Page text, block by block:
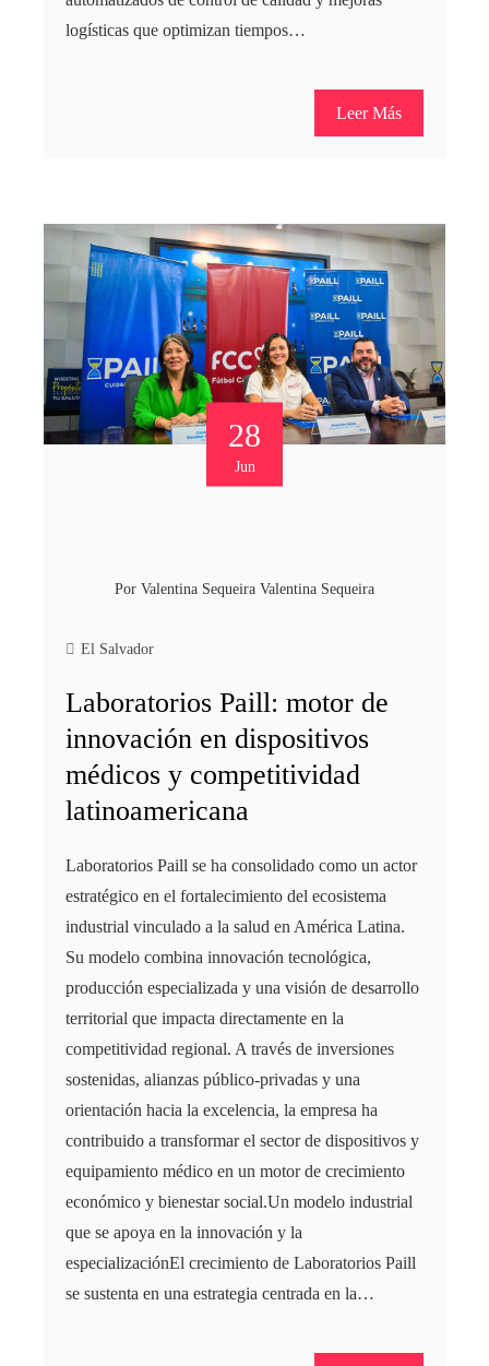
logísticas que optimizan tiempos…
Leer Más
28
Jun
Por Valentina Sequeira Valentina Sequeira
El Salvador
Laboratorios Paill: motor de
innovación en dispositivos
médicos y competitividad
latinoamericana
Laboratorios Paill se ha consolidado como un actor
estratégico en el fortalecimiento del ecosistema
industrial vinculado a la salud en América Latina.
Su modelo combina innovación tecnológica,
producción especializada y una visión de desarrollo
territorial que impacta directamente en la
competitividad regional. A través de inversiones
sostenidas, alianzas público-privadas y una
orientación hacia la excelencia, la empresa ha
contribuido a transformar el sector de dispositivos y
equipamiento médico en un motor de crecimiento
económico y bienestar social.Un modelo industrial
que se apoya en la innovación y la
especializaciónEl crecimiento de Laboratorios Paill
se sustenta en una estrategia centrada en la…